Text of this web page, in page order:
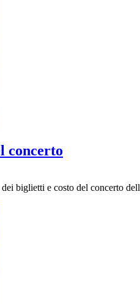
concerto
biglietti e costo del concerto